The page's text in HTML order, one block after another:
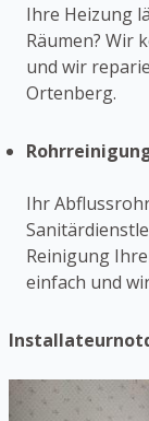
Ihre Heizung
Räumen? Wir
und wir
Ortenberg.
Ihr
Reinigung
einfach und